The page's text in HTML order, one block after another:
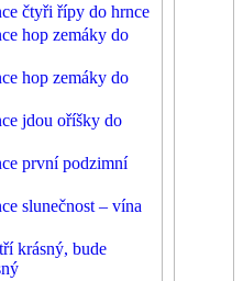
čtyři řípy do hrnce
hop zemáky do
hop zemáky do
jdou oříšky do
první podzimní
slunečnost – vína
krásný, bude